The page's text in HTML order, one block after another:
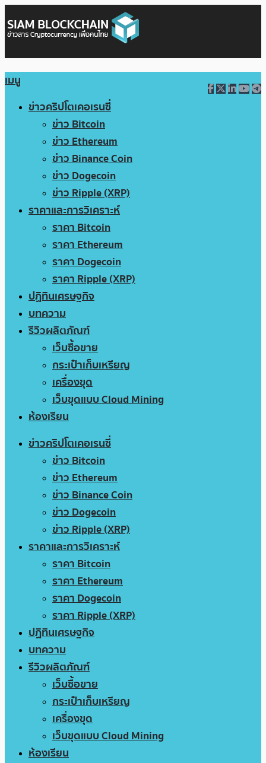
เมนู
ข่าวคริปโตเคอเรนซี่
ข่าว Bitcoin
ข่าว Ethereum
ข่าว Binance Coin
ข่าว Dogecoin
ข่าว Ripple (XRP)
ราคาและการวิเคราะห์
ราคา Bitcoin
ราคา Ethereum
ราคา Dogecoin
ราคา Ripple (XRP)
ปฏิทินเศรษฐกิจ
บทความ
รีวิวผลิตภัณฑ์
เว็บซื้อขาย
กระเป๋าเก็บเหรียญ
เครื่องขุด
เว็บขุดแบบ Cloud Mining
ห้องเรียน
ข่าวคริปโตเคอเรนซี่
ข่าว Bitcoin
ข่าว Ethereum
ข่าว Binance Coin
ข่าว Dogecoin
ข่าว Ripple (XRP)
ราคาและการวิเคราะห์
ราคา Bitcoin
ราคา Ethereum
ราคา Dogecoin
ราคา Ripple (XRP)
ปฏิทินเศรษฐกิจ
บทความ
รีวิวผลิตภัณฑ์
เว็บซื้อขาย
กระเป๋าเก็บเหรียญ
เครื่องขุด
เว็บขุดแบบ Cloud Mining
ห้องเรียน